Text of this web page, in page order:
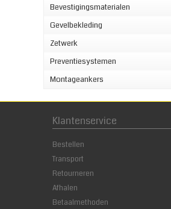
Bevestigingsmaterialen
Gevelbekleding
Zetwerk
Preventiesystemen
Montageankers
Klantenservice
Bestellen
Transport
Retourneren
Afhalen
Betaalmethoden